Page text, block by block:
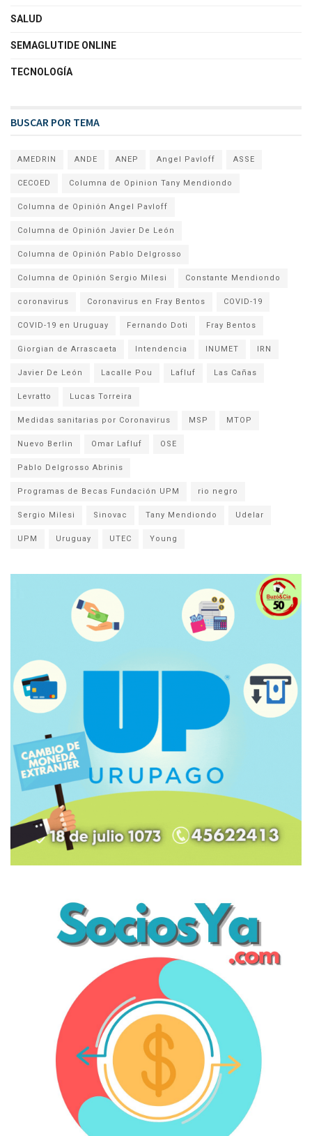
SALUD
SEMAGLUTIDE ONLINE
TECNOLOGÍA
BUSCAR POR TEMA
AMEDRIN ANDE ANEP Angel Pavloff ASSE
CECOED Columna de Opinion Tany Mendiondo
Columna de Opinión Angel Pavloff
Columna de Opinión Javier De León
Columna de Opinión Pablo Delgrosso
Columna de Opinión Sergio Milesi Constante Mendiondo
coronavirus Coronavirus en Fray Bentos COVID-19
COVID-19 en Uruguay Fernando Doti Fray Bentos
Giorgian de Arrascaeta Intendencia INUMET IRN
Javier De León Lacalle Pou Lafluf Las Cañas
Levratto Lucas Torreira
Medidas sanitarias por Coronavirus MSP MTOP
Nuevo Berlin Omar Lafluf OSE
Pablo Delgrosso Abrinis
Programas de Becas Fundación UPM rio negro
Sergio Milesi Sinovac Tany Mendiondo Udelar
UPM Uruguay UTEC Young